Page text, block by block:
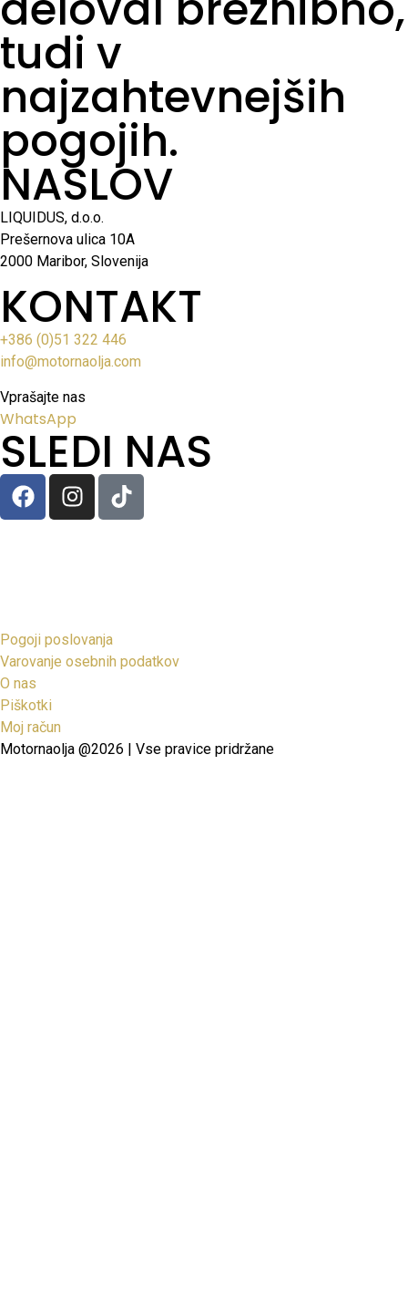
tudi v
najzahtevnejših
pogojih.
NASLOV
LIQUIDUS, d.o.o.
Prešernova ulica 10A
2000 Maribor, Slovenija
KONTAKT
+386 (0)51 322 446
info@motornaolja.com
Vprašajte nas
WhatsApp
SLEDI NAS
Pogoji poslovanja
Varovanje osebnih podatkov
O nas
Piškotki
Moj račun
Motornaolja @2026 | Vse pravice pridržane